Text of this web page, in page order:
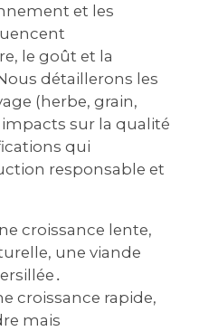
et les
le goût et la
détaillerons les
(herbe, grain,
sur la qualité
qui
responsable et
croissance lente,
une viande
croissance rapide,
mais